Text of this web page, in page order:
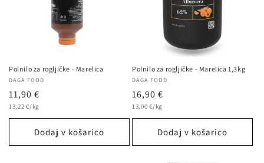
Polnilo za rogljičke - Marelica
Ponudnik:
DAGA FOOD
Redna
cena
11,90 €
Cena
enoto
13,22 €/kg
Dodaj v košarico
Polnilo za rogljičke - Marelica 1,3kg
Ponudnik:
DAGA FOOD
Redna
cena
16,90 €
Cena
enoto
13,00 €/kg
Dodaj v košarico